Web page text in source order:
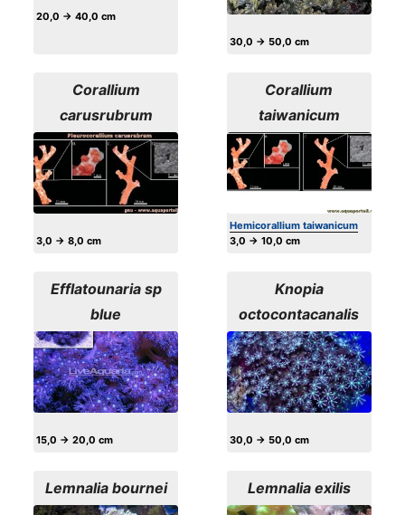
20,0 → 40,0 cm
30,0 → 50,0 cm
Corallium
carusrubrum
3,0 → 8,0 cm
Corallium
taiwanicum
Hemicorallium taiwanicum
3,0 → 10,0 cm
Efflatounaria sp
blue
15,0 → 20,0 cm
Knopia
octocontacanalis
30,0 → 50,0 cm
Lemnalia bournei Lemnalia exilis